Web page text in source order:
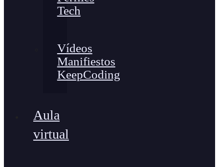
Tech
Vídeos
Manifiestos
KeepCoding
Aula
virtual